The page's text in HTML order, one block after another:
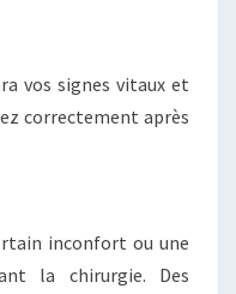
vos signes vitaux et
correctement après
inconfort ou une
la chirurgie. Des